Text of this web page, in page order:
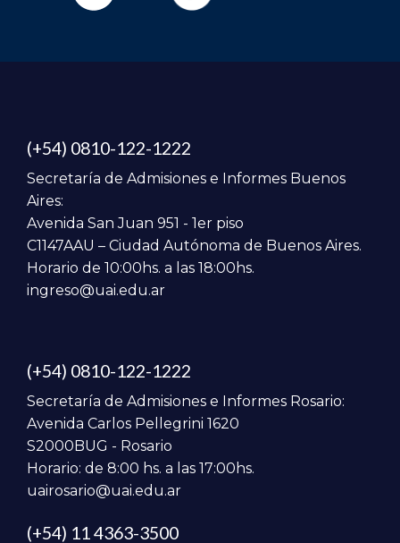
(+54) 0810-122-1222
Secretaría de Admisiones e Informes Buenos
Aires:
Avenida San Juan 951 - 1er piso
C1147AAU – Ciudad Autónoma de Buenos Aires.
Horario de 10:00hs. a las 18:00hs.
ingreso@uai.edu.ar
(+54) 0810-122-1222
Secretaría de Admisiones e Informes Rosario:
Avenida Carlos Pellegrini 1620
S2000BUG - Rosario
Horario: de 8:00 hs. a las 17:00hs.
uairosario@uai.edu.ar
(+54) 11 4363-3500